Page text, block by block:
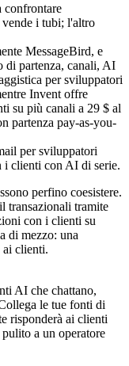
confrontare
i tubi; l'altro
per sviluppatori
i clienti con AI di serie.
perfino coesistere.
transazionali tramite
con i clienti su
di mezzo: una
ai clienti.
AI che chattano,
le tue fonti di
risponderà ai clienti
a un operatore